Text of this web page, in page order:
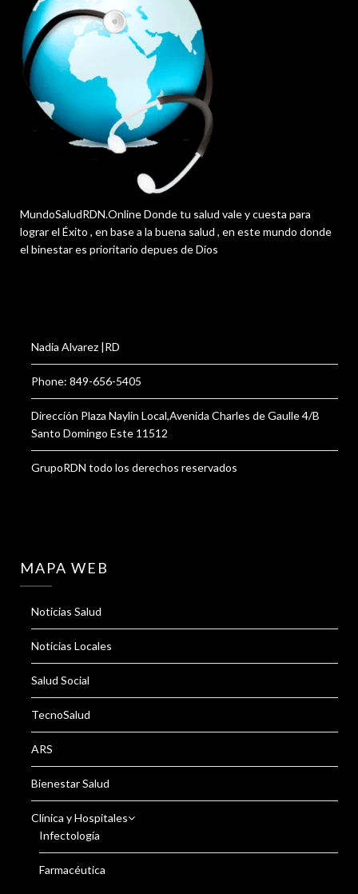
MundoSaludRDN.Online Donde tu salud vale y cuesta para
lograr el Éxito , en base a la buena salud , en este mundo donde
el binestar es prioritario depues de Dios
Nadia Alvarez |RD
Phone: 849-656-5405
Dirección Plaza Naylin Local,Avenida Charles de Gaulle 4/B
Santo Domingo Este 11512
GrupoRDN todo los derechos reservados
MAPA WEB
Noticias Salud
Noticias Locales
Salud Social
TecnoSalud
ARS
Bienestar Salud
Clínica y Hospitales
Infectología
Farmacéutica